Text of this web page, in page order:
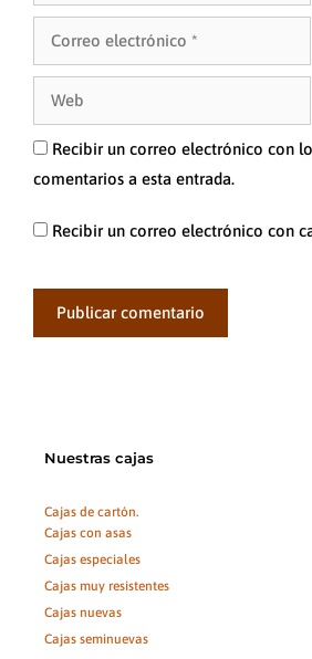
Recibir un correo electrónico con
comentarios a esta entrada.
Recibir un correo electrónico con
Nuestras cajas
Cajas de cartón.
Cajas con asas
Cajas especiales
Cajas muy resistentes
Cajas nuevas
Cajas seminuevas